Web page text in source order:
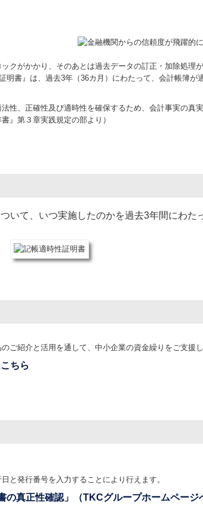
がかかり、そのあとは過去データの訂正・加除処理
書』は、過去3年（36カ月）にわたって、会計帳簿
、正確性及び適時性を確保するため、会計事実の
』第３章実践規定の部より）
いて、いつ実施したのかを過去3年間にわた
ご紹介と活用を通して、中小企業の資金繰りをご支援
ちら
と発行番号を入力することにより行えます。
の真正性確認」（TKCグループホームページ